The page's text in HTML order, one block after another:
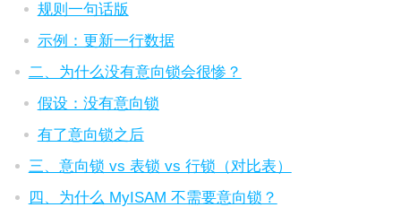
规则一句话版
示例：更新一行数据
二、为什么没有意向锁会很惨？
假设：没有意向锁
有了意向锁之后
三、意向锁 vs 表锁 vs 行锁（对比表）
四、为什么 MyISAM 不需要意向锁？